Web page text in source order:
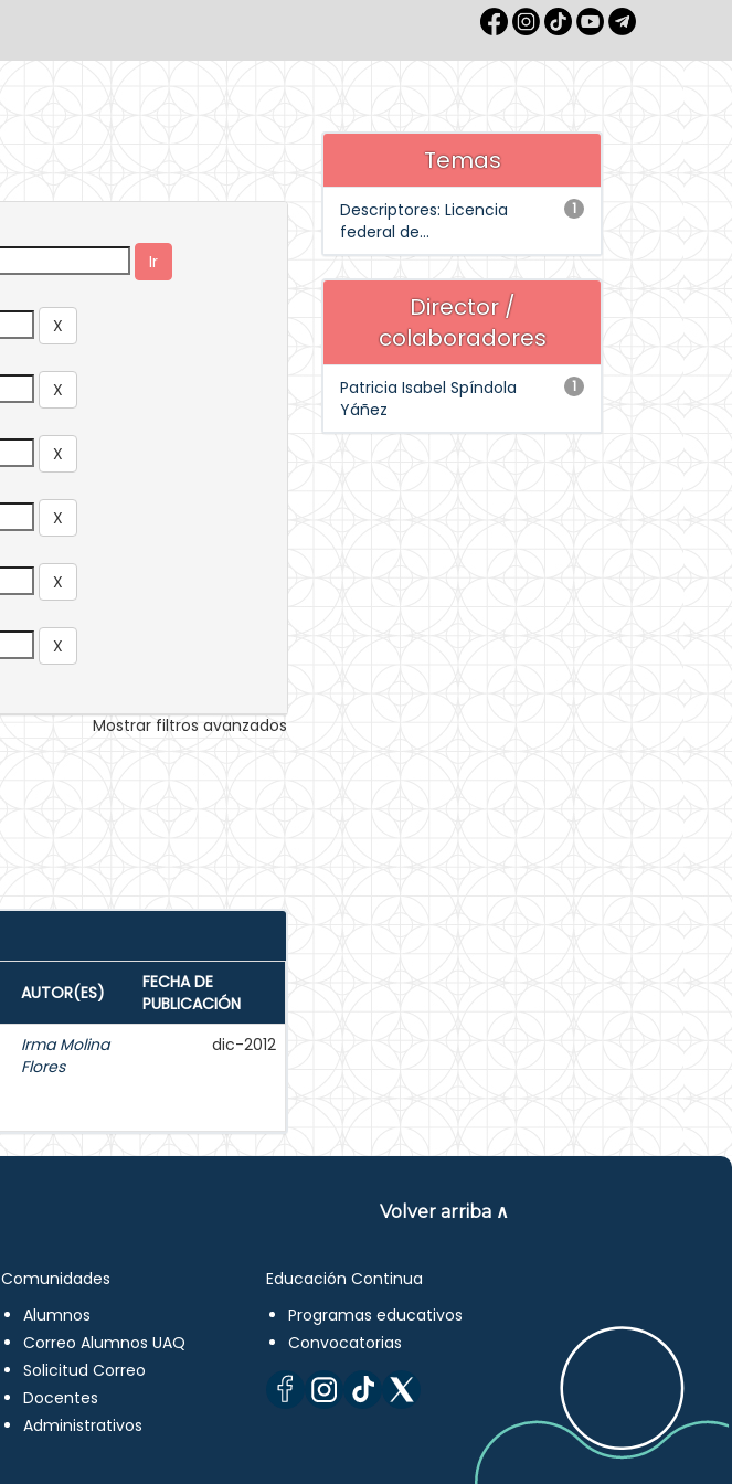
Mostrar filtros avanzados
AUTOR(ES)
FECHA DE
PUBLICACIÓN
Irma Molina
Flores
dic-2012
Temas
1
Descriptores: Licencia
federal de...
Director /
colaboradores
1
Patricia Isabel Spíndola
Yáñez
Volver arriba ∧
Comunidades
Alumnos
Correo Alumnos UAQ
Solicitud Correo
Docentes
Administrativos
Educación Continua
Programas educativos
Convocatorias